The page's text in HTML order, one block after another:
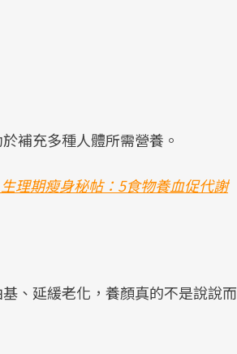
補充多種人體所需營養。
理期瘦身秘帖：5食物養血促代謝
、延緩老化，養顏真的不是說說而